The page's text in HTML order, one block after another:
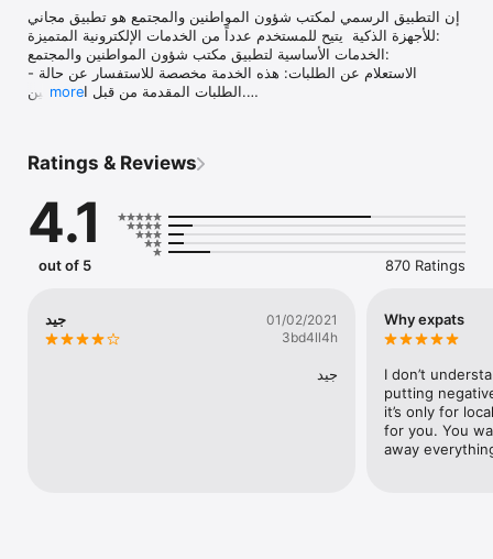
إن التطبيق الرسمي لمكتب شؤون المواطنين والمجتمع هو تطبيق مجاني
للأجهزة الذكية  يتيح للمستخدم عدداً من الخدمات الإلكترونية المتميزة:
الخدمات الأساسية لتطبيق مكتب شؤون المواطنين والمجتمع:
- الاستعلام عن الطلبات: هذه الخدمة مخصصة للاستفسار عن حالة
الطلبات المقدمة من قبل المتعاملين.
more
Ratings & Reviews
4.1
out of 5 870 Ratings
جيد
01/02/2021
3bd4ll4h
جيد
Why expats
I don’t
putting
it’s only for
for you. You
away